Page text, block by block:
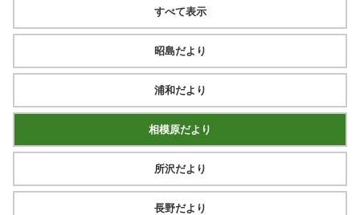
すべて表示
昭島だより
浦和だより
相模原だより
所沢だより
長野だより